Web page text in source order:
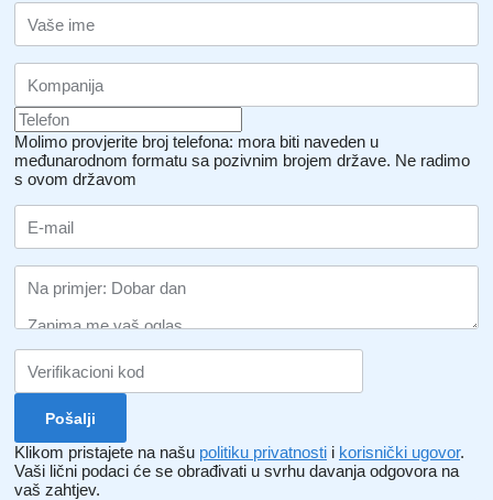
Molimo provjerite broj telefona: mora biti naveden u
međunarodnom formatu sa pozivnim brojem države. Ne radimo
s ovom državom
Klikom pristajete na našu politiku privatnosti i korisnički ugovor.
Vaši lični podaci će se obrađivati ​​u svrhu davanja odgovora na
vaš zahtjev.